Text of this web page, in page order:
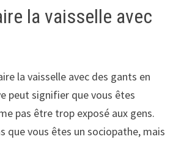
la vaisselle avec
la vaisselle avec des gants en
peut signifier que vous êtes
pas être trop exposé aux gens.
que vous êtes un sociopathe, mais